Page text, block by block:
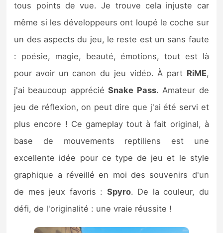
tous points de vue. Je trouve cela injuste car
même si les développeurs ont loupé le coche sur
un des aspects du jeu, le reste est un sans faute
: poésie, magie, beauté, émotions, tout est là
pour avoir un canon du jeu vidéo. À part RiME,
j'ai beaucoup apprécié Snake Pass. Amateur de
jeu de réflexion, on peut dire que j'ai été servi et
plus encore ! Ce gameplay tout à fait original, à
base de mouvements reptiliens est une
excellente idée pour ce type de jeu et le style
graphique a réveillé en moi des souvenirs d'un
de mes jeux favoris : Spyro. De la couleur, du
défi, de l'originalité : une vraie réussite !